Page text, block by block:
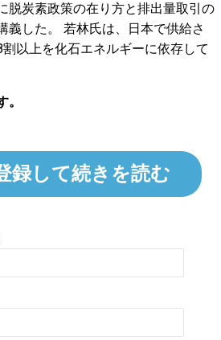
脱炭素政策の在り方と排出量取引の
義した。 若林氏は、日本で供給さ
以上を化石エネルギーに依存して
録して続きを読む